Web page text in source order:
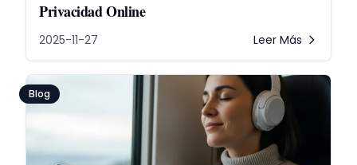
Privacidad Online
2025-11-27 Leer Más
Blog